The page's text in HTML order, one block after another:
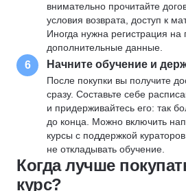
внимательно прочитайте
условия возврата, доступ к
Иногда нужна регистрация
дополнительные данные.
6 Начните обучение и
После покупки вы получите
сразу. Составьте себе
и придерживайтесь его: так
до конца. Можно включить
курсы с поддержкой
не откладывать обучение.
Когда лучше
курс?